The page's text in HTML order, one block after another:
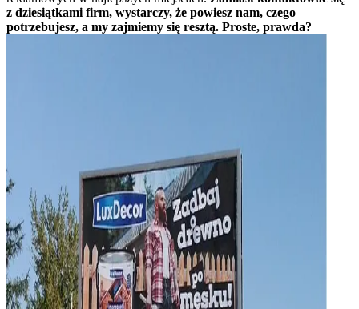
z dziesiątkami firm, wystarczy, że powiesz nam, czego
potrzebujesz, a my zajmiemy się resztą. Proste, prawda?